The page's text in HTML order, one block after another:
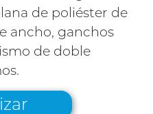
de poliéster de
ancho, ganchos
de doble